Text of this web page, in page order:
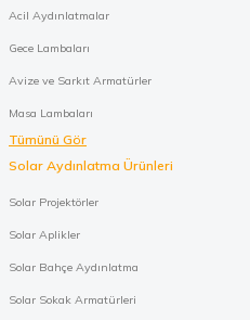
Acil Aydınlatmalar
Gece Lambaları
Avize ve Sarkıt Armatürler
Masa Lambaları
Tümünü Gör
Solar Aydınlatma Ürünleri
Solar Projektörler
Solar Aplikler
Solar Bahçe Aydınlatma
Solar Sokak Armatürleri